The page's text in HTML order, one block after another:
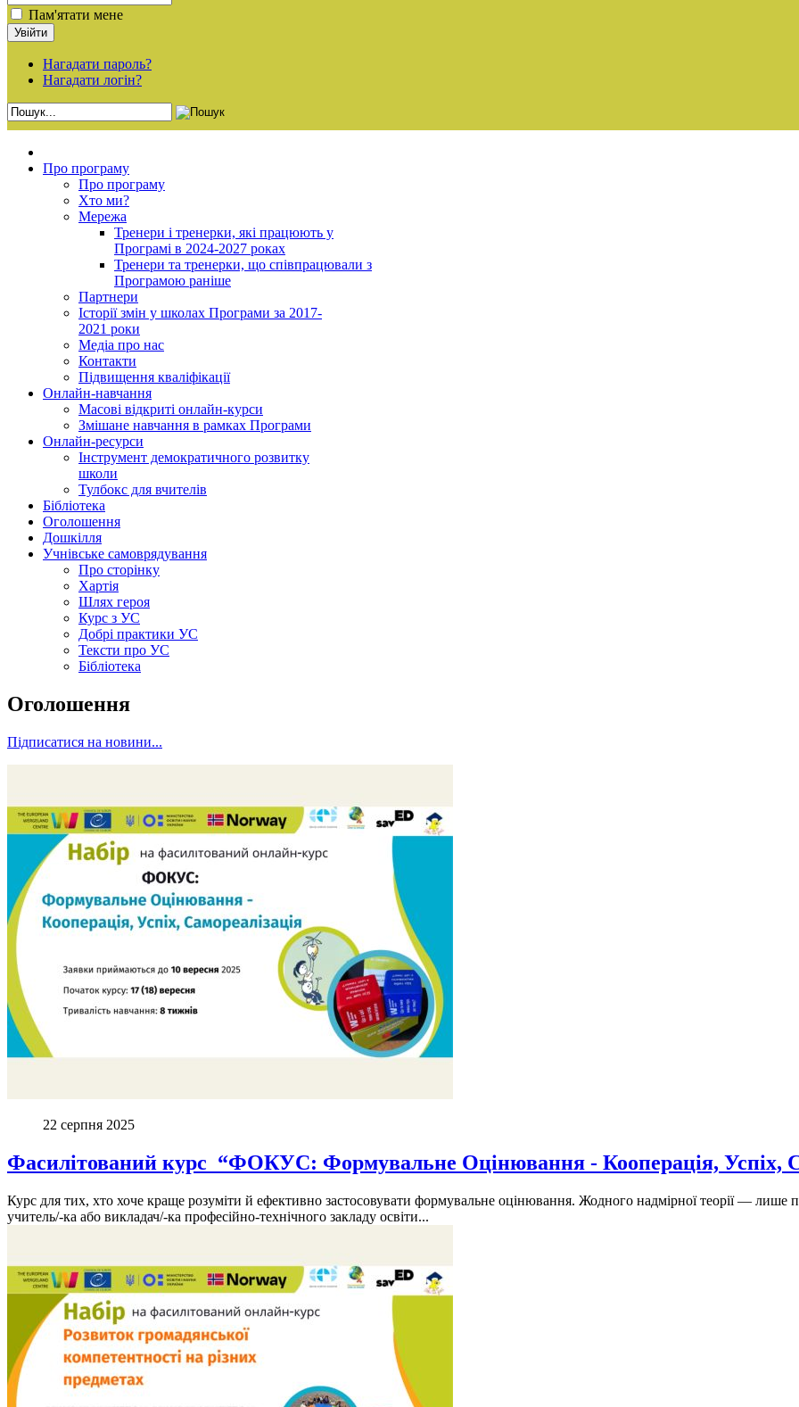
Пам'ятати мене
Нагадати пароль?
Нагадати логін?
Про програму
Про програму
Хто ми?
Мережа
Тренери і тренерки, які працюють у
Програмі в 2024-2027 роках
Тренери та тренерки, що співпрацювали з
Програмою раніше
Партнери
Історії змін у школах Програми за 2017-
2021 роки
Медіа про нас
Контакти
Підвищення кваліфікації
Онлайн-навчання
Масові відкриті онлайн-курси
Змішане навчання в рамках Програми
Онлайн-ресурси
Інструмент демократичного розвитку
школи
Тулбокс для вчителів
Бібліотека
Оголошення
Дошкілля
Учнівське самоврядування
Про сторінку
Хартія
Шлях героя
Курс з УС
Добрі практики УС
Тексти про УС
Бібліотека
Оголошення
Підписатися на новини...
22 серпня 2025
Фасилітований курс “ФОКУС: Формувальне Оцінювання - Кооперація, Успіх,
Курс для тих, хто хоче краще розуміти й ефективно застосовувати формувальне оцінювання. Жодного надмірної теорії — лише
учитель/-ка або викладач/-ка професійно-технічного закладу освіти...